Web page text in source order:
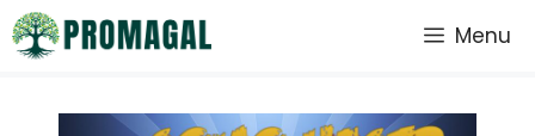
Saltar
al
Menu